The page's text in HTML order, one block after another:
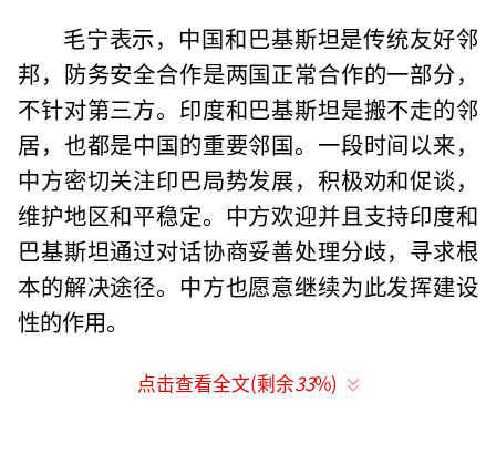
毛宁表示，中国和巴基斯坦是传统友好邻
邦，防务安全合作是两国正常合作的一部分，
不针对第三方。印度和巴基斯坦是搬不走的邻
居，也都是中国的重要邻国。一段时间以来，
中方密切关注印巴局势发展，积极劝和促谈，
维护地区和平稳定。中方欢迎并且支持印度和
巴基斯坦通过对话协商妥善处理分歧，寻求根
本的解决途径。中方也愿意继续为此发挥建设
性的作用。
外交部一连两个表态都说到印度
点击查看全文(剩余33%)